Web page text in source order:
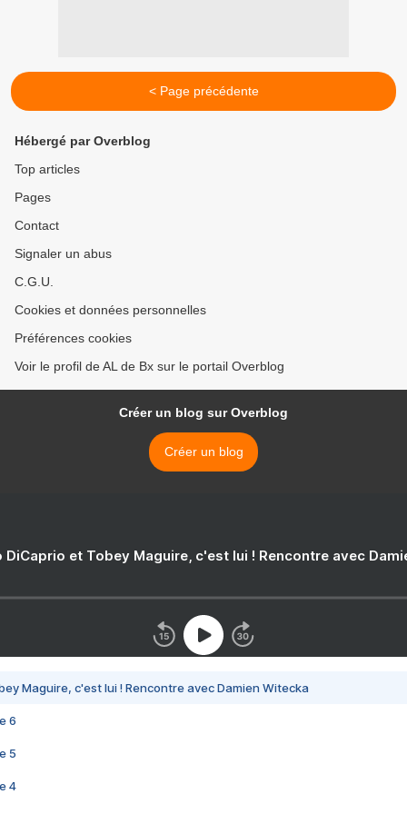
< Page précédente
Hébergé par Overblog
Top articles
Pages
Contact
Signaler un abus
C.G.U.
Cookies et données personnelles
Préférences cookies
Voir le profil de AL de Bx sur le portail Overblog
Créer un blog sur Overblog
Créer un blog
DiCaprio et Tobey Maguire, c'est lui ! Rencontre avec
Maguire, c'est lui ! Rencontre avec Damien Witecka
6
5
4